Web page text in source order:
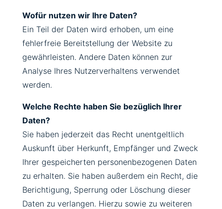
Wofür nutzen wir Ihre Daten?
Ein Teil der Daten wird erhoben, um eine
fehlerfreie Bereitstellung der Website zu
gewährleisten. Andere Daten können zur
Analyse Ihres Nutzerverhaltens verwendet
werden.
Welche Rechte haben Sie bezüglich Ihrer
Daten?
Sie haben jederzeit das Recht unentgeltlich
Auskunft über Herkunft, Empfänger und Zweck
Ihrer gespeicherten personenbezogenen Daten
zu erhalten. Sie haben außerdem ein Recht, die
Berichtigung, Sperrung oder Löschung dieser
Daten zu verlangen. Hierzu sowie zu weiteren